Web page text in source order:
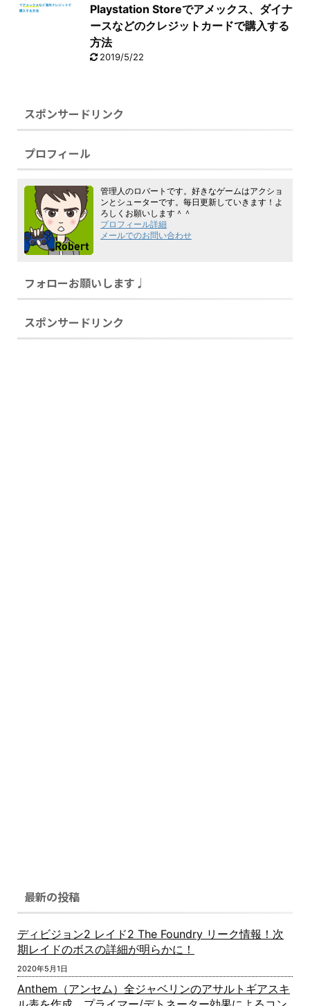
Playstation Storeでアメックス、ダイナ
ースなどのクレジットカードで購入する
方法
2019/5/22
スポンサードリンク
プロフィール
管理人のロバートです。好きなゲームはアクショ
ンとシューターです。毎日更新していきます！よ
ろしくお願いします＾＾
プロフィール詳細
メールでのお問い合わせ
フォローお願いします♩
スポンサードリンク
最新の投稿
ディビジョン2 レイド2 The Foundry リーク情報！次
期レイドのボスの詳細が明らかに！
2020年5月1日
Anthem（アンセム）全ジャベリンのアサルトギアスキ